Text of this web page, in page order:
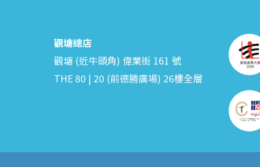
觀塘總店
觀塘 (近牛頭角) 偉業街 161 號
THE 80 | 20 (前德勝廣場) 26樓全層